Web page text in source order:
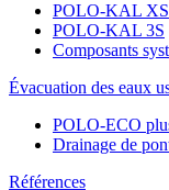
POLO-KAL XS
POLO-KAL 3S
Composants
Évacuation des eaux
POLO-ECO
Drainage de
Références